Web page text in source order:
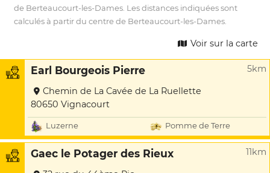
de Berteaucourt-les-Dames. Les distances indiquées sont
calculés à partir du centre de Berteaucourt-les-Dames.
Voir sur la carte
Earl Bourgeois Pierre 5km
Chemin de La Cavée de La Ruellette
80650 Vignacourt
Luzerne Pomme de Terre
Gaec le Potager des Rieux 11km